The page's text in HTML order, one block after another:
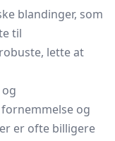
blandinger, som
til
lette at
og
er ofte billigere